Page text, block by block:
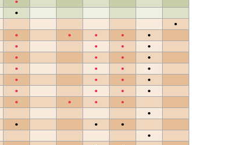
●
●
●
● ● ● ●
●
● ● ●
●
● ● ●
●
● ● ●
●
● ● ●
●
● ● ●
●
● ● ●
●
●
● ●
●
●